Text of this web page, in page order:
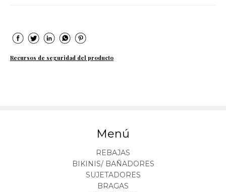
Recursos de seguridad del producto
Menú
REBAJAS
BIKINIS/ BAÑADORES
SUJETADORES
BRAGAS